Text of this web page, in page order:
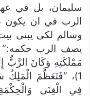
سليمان، بل في
الرب في ان
وسالم لكى يبنى
يصف الرب حكمه:”
1)، “فَتَعَظَّمَ
فِي الْغِنَى